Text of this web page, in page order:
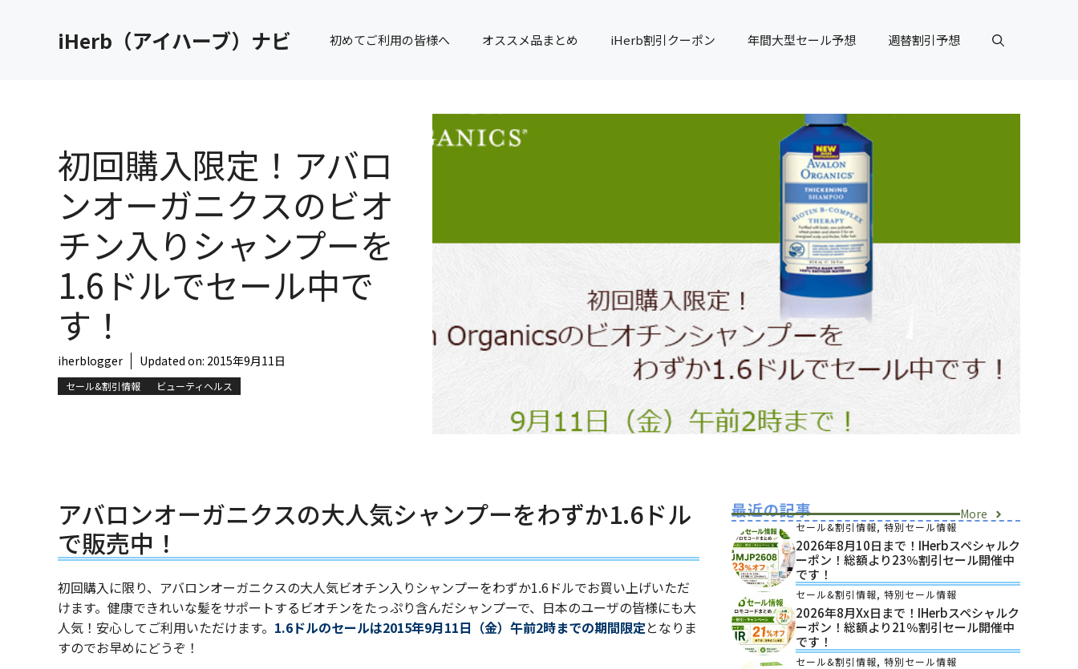
iHerb（アイハーブ）ナビ 初めてご利用の皆様へ オススメ品まとめ iHerb割引クーポン 年間大型セール予想 週替割引予想
初回購入限定！アバロ
ンオーガニクスのビオ
チン入りシャンプーを
1.6ドルでセール中で
す！
iherblogger Updated on: 2015年9月11日
セール&割引情報 ビューティヘルス
アバロンオーガニクスの大人気シャンプーをわずか1.6ドル
で販売中！
初回購入に限り、アバロンオーガニクスの大人気ビオチン入りシャンプーをわずか1.6ドルでお買い上げいただ
けます。健康できれいな髪をサポートするビオチンをたっぷり含んだシャンプーで、日本のユーザの皆様にも大
人気！安心してご利用いただけます。 1.6ドルのセールは2015年9月11日（金）午前2時までの期間限定となりま
すのでお早めにどうぞ！
最近の記事 More
セール&割引情報, 特別セール情報
2026年8月10日まで！iHerbスペシャルク
ーポン！総額より23％割引セール開催中
です！
セール&割引情報, 特別セール情報
2026年8月xx日まで！iHerbスペシャルク
ーポン！総額より21％割引セール開催中
です！
セール&割引情報, 特別セール情報